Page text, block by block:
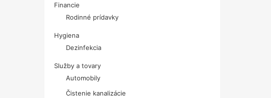
Financie
Rodinné prídavky
Hygiena
Dezinfekcia
Služby a tovary
Automobily
Čistenie kanalizácie